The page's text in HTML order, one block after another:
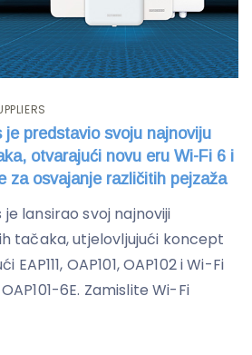
je predstavio svoju najnoviju
otvarajući novu eru Wi-Fi 6 i
za osvajanje različitih pejzaža
lansirao svoj najnoviji
tačaka, utjelovljujući koncept
OAP101, OAP102 i Wi-Fi
6E. Zamislite Wi-Fi